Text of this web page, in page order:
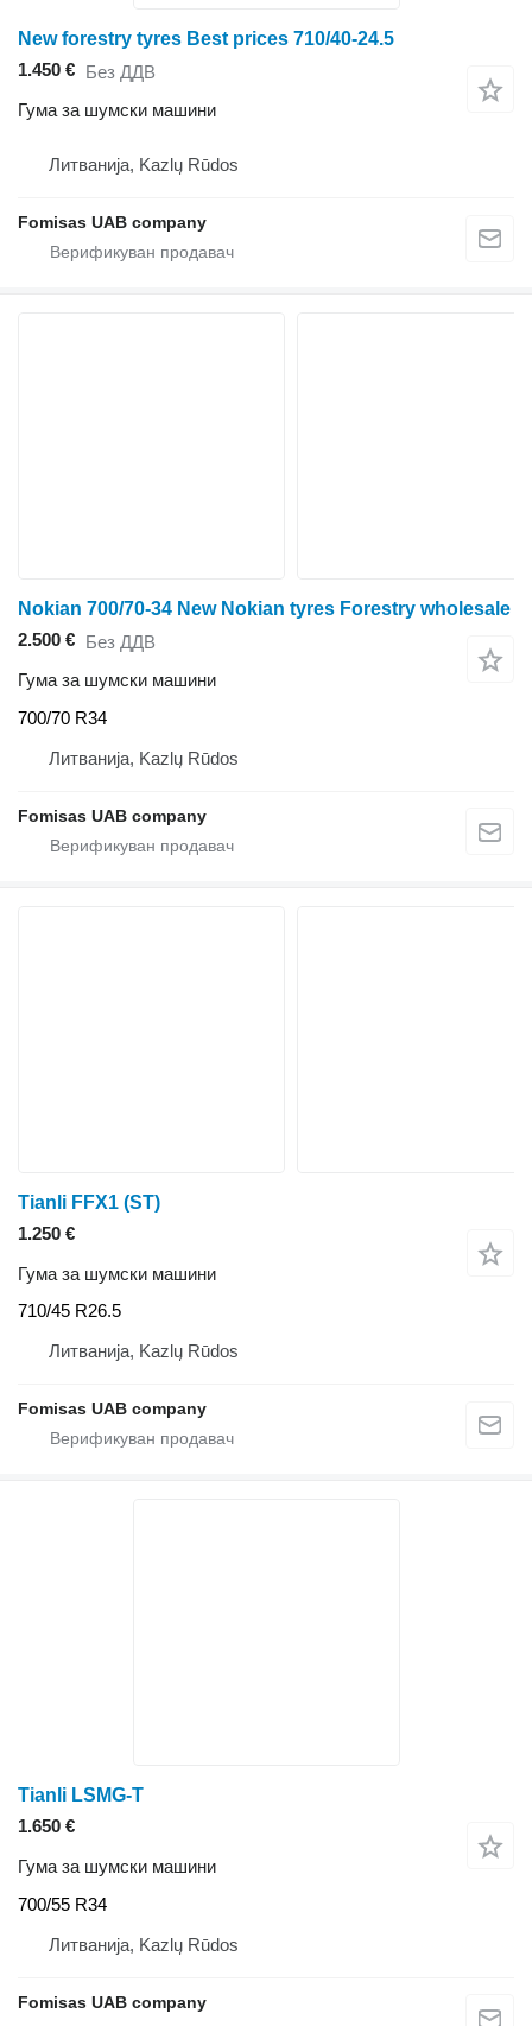
New forestry tyres Best prices 710/40-24.5
1.450 € Без ДДВ
Гума за шумски машини
Литванија, Kazlų Rūdos
Fomisas UAB company
Nokian 700/70-34 New Nokian tyres Forestry wholesale
2.500 € Без ДДВ
Гума за шумски машини
700/70 R34
Литванија, Kazlų Rūdos
Fomisas UAB company
Tianli FFX1 (ST)
1.250 €
Гума за шумски машини
710/45 R26.5
Литванија, Kazlų Rūdos
Fomisas UAB company
Tianli LSMG-T
1.650 €
Гума за шумски машини
700/55 R34
Литванија, Kazlų Rūdos
Fomisas UAB company